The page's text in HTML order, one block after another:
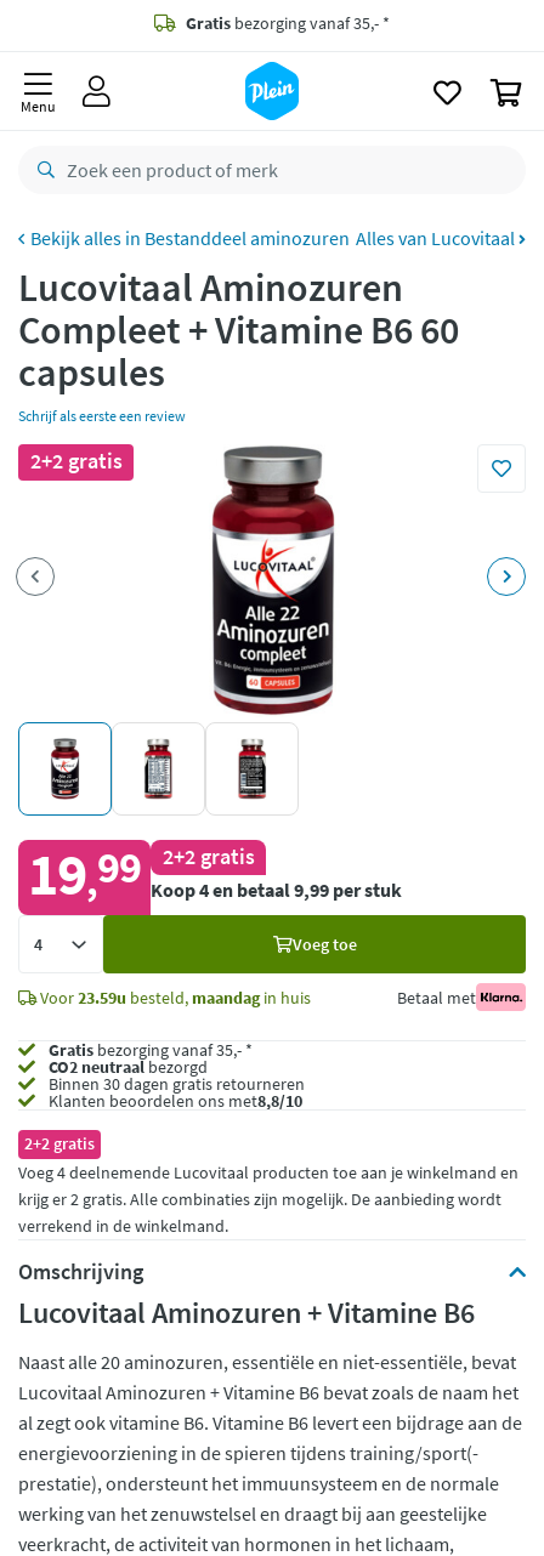
Gratis bezorging vanaf 35,- *
besteld,maandag
retourneren
CO2 neutraal bezorgd
Betaal met Klarna
Menu
Bestanddeel aminozuren Alles van Lucovitaal
Lucovitaal Aminozuren
Compleet + Vitamine B6 60
capsules
Schrijf als eerste een review
2+2 gratis
19,99 2+2 gratis
Koop 4 en betaal 9,99 per stuk
Voeg toe
Voor23.59u besteld, maandagin huis Betaal met
Gratis bezorging vanaf 35,- *
CO2 neutraalbezorgd
Binnen 30 dagen gratis retourneren
Klanten beoordelen ons met8,8/10
2+2 gratis
Voeg 4 deelnemende Lucovitaal producten toe aan je winkelmand en
krijg er 2 gratis. Alle combinaties zijn mogelijk. De aanbieding wordt
verrekend in de winkelmand.
Omschrijving
Lucovitaal Aminozuren + Vitamine B6
Naast alle 20 aminozuren, essentiële en niet-essentiële, bevat
Lucovitaal Aminozuren + Vitamine B6 bevat zoals de naam het
al zegt ook vitamine B6. Vitamine B6 levert een bijdrage aan de
energievoorziening in de spieren tijdens training/sport(-
prestatie), ondersteunt het immuunsysteem en de normale
werking van het zenuwstelsel en draagt bij aan geestelijke
veerkracht, de activiteit van hormonen in het lichaam,